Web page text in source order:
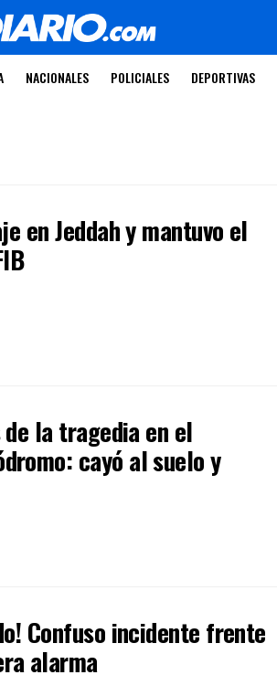
NACIONALES POLICIALES DEPORTIVAS
en Jeddah y mantuvo el
de la tragedia en el
cayó al suelo y
Confuso incidente frente
alarma